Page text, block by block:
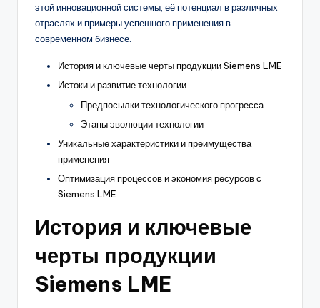
этой инновационной системы, её потенциал в различных
отраслях и примеры успешного применения в
современном бизнесе.
История и ключевые черты продукции Siemens LME
Истоки и развитие технологии
Предпосылки технологического прогресса
Этапы эволюции технологии
Уникальные характеристики и преимущества
применения
Оптимизация процессов и экономия ресурсов с
Siemens LME
История и ключевые
черты продукции
Siemens LME